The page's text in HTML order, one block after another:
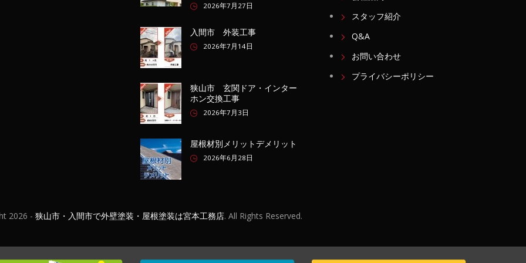
2026年7月27日
入間市 外装工事
2026年7月14日
狭山市 玄関ドア・インター
ホン交換工事
2026年7月3日
屋根材別メリットデメリット
2026年6月28日
スタッフ紹介
Q&A
お問い合わせ
プライバシーポリシー
2026 - 狭山市・入間市で外壁塗装・屋根塗装は宮本工務店. All Rights Reserved.